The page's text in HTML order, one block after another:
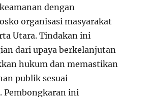
dengan
organisasi masyarakat
Utara. Tindakan ini
dari upaya berkelanjutan
hukum dan memastikan
publik sesuai
Pembongkaran ini